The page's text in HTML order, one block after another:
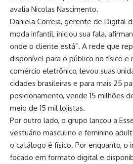
avalia Nicolas Nascimento.
Daniela Correia, gerente de Digital
moda infantil, iniciou sua fala,
onde o cliente está”. A rede que
disponível para o público no físico e
comércio eletrônico, levou suas
cidades brasileiras e para mais 25
posicionamento, vende 15 milhões
meio de 15 mil lojistas.
Por outro lado, o grupo lançou a
vestuário masculino e feminino
o catálogo é físico. Por enquanto, o
focado em formato digital e